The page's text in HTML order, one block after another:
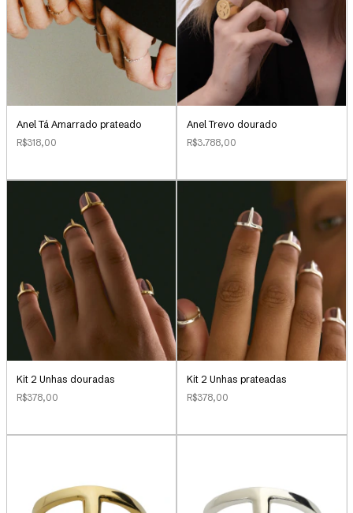
Anel Tá Amarrado prateado
R$318,00
Anel Trevo dourado
R$3.788,00
Kit 2 Unhas douradas
R$378,00
Kit 2 Unhas prateadas
R$378,00